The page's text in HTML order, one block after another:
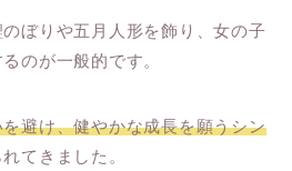
ぼりや五月人形を飾り、女の子
のが一般的です。
を避け、健やかな成長を願うシン
てきました。